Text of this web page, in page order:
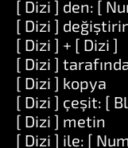
[ Dizi ] den: [
[ Dizi ]
[ Dizi ] + [ Dizi ]
[ Dizi ]
[ Dizi ] kopya
[ Dizi ] çeşit: [
[ Dizi ] metin
[ Dizi ] ile: [